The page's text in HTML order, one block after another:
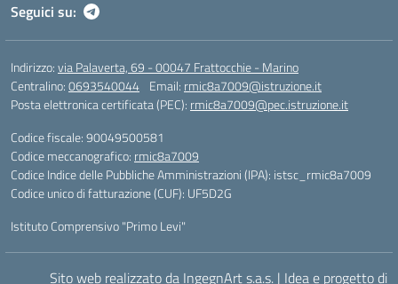
Seguici su:
Indirizzo:via Palaverta, 69 - 00047 Frattocchie - Marino
Centralino:0693540044 Email: rmic8a7009@istruzione.it
Posta elettronica certificata (PEC): rmic8a7009@pec.istruzione.it
Codice fiscale: 90049500581
Codice meccanografico: rmic8a7009
Codice Indice delle Pubbliche Amministrazioni (IPA): istsc_rmic8a7009
Codice unico di fatturazione (CUF): UF5D2G
Istituto Comprensivo "Primo Levi"
Sito web realizzato da IngegnArt s.a.s. | Idea e progetto di